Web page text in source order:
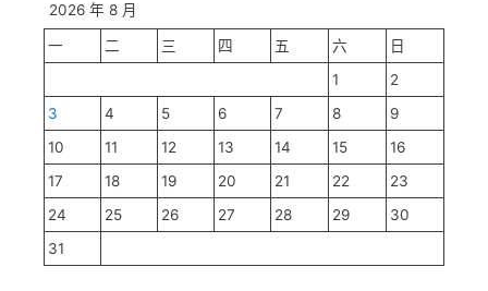
2026 年 8 月
一 二 三 四 五 六
日
1
2
3
4 5 6 7 8
9
10
11 12 13 14 15
16
17
18 19 20 21 22
23
24
25 26 27 28 29
30
31